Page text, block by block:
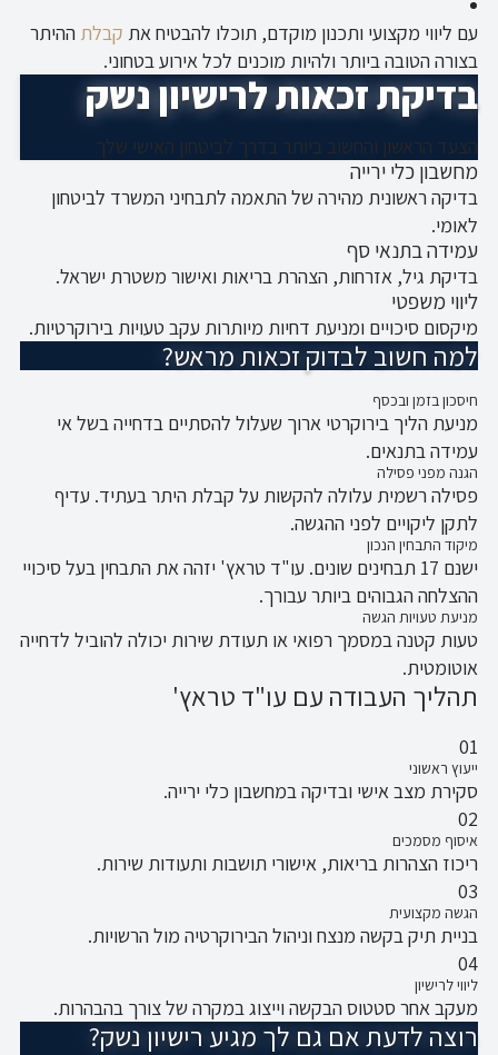
עם ליווי מקצועי ותכנון מוקדם, תוכלו להבטיח את קבלת ההיתר
בצורה הטובה ביותר ולהיות מוכנים לכל אירוע בטחוני.
בדיקת זכאות לרישיון נשק
הצעד הראשון והחשוב ביותר בדרך לביטחון האישי שלך
מחשבון כלי ירייה
בדיקה ראשונית מהירה של התאמה לתבחיני המשרד לביטחון
לאומי.
עמידה בתנאי סף
בדיקת גיל, אזרחות, הצהרת בריאות ואישור משטרת ישראל.
ליווי משפטי
מיקסום סיכויים ומניעת דחיות מיותרות עקב טעויות בירוקרטיות.
למה חשוב לבדוק זכאות מראש?
חיסכון בזמן ובכסף
מניעת הליך בירוקרטי ארוך שעלול להסתיים בדחייה בשל אי
עמידה בתנאים.
הגנה מפני פסילה
פסילה רשמית עלולה להקשות על קבלת היתר בעתיד. עדיף
לתקן ליקויים לפני ההגשה.
מיקוד התבחין הנכון
ישנם 17 תבחינים שונים. עו"ד טראץ' יזהה את התבחין בעל סיכויי
ההצלחה הגבוהים ביותר עבורך.
מניעת טעויות הגשה
טעות קטנה במסמך רפואי או תעודת שירות יכולה להוביל לדחייה
אוטומטית.
תהליך העבודה עם עו"ד טראץ'
01
ייעוץ ראשוני
סקירת מצב אישי ובדיקה במחשבון כלי ירייה.
02
איסוף מסמכים
ריכוז הצהרות בריאות, אישורי תושבות ותעודות שירות.
03
הגשה מקצועית
בניית תיק בקשה מנצח וניהול הבירוקרטיה מול הרשויות.
04
ליווי לרישיון
מעקב אחר סטטוס הבקשה וייצוג במקרה של צורך בהבהרות.
רוצה לדעת אם גם לך מגיע רישיון נשק?